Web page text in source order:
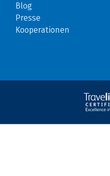
Blog
Presse
Kooperationen